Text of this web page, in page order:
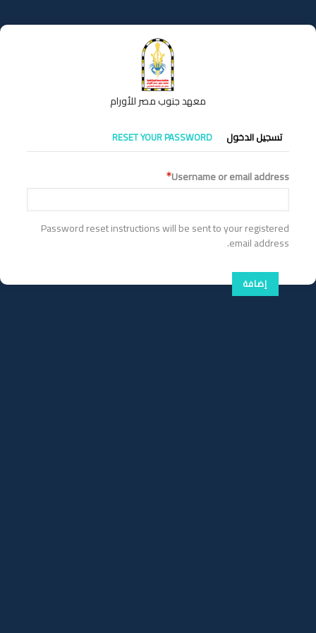
إلى
المحتوى
معهد جنوب مصر للأورام
التبويبات
الأساسية
تسجيل الدخول RESET YOUR PASSWORD
Username or email address
Password reset instructions will be sent to your registered
email address.